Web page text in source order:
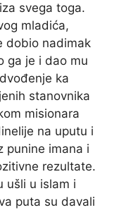
svega toga.
mladića,
dobio nadimak
ga je i dao mu
ka
stanovnika
misionara
na uputu i
punine imana i
rezultate.
ušli u islam i
puta su davali